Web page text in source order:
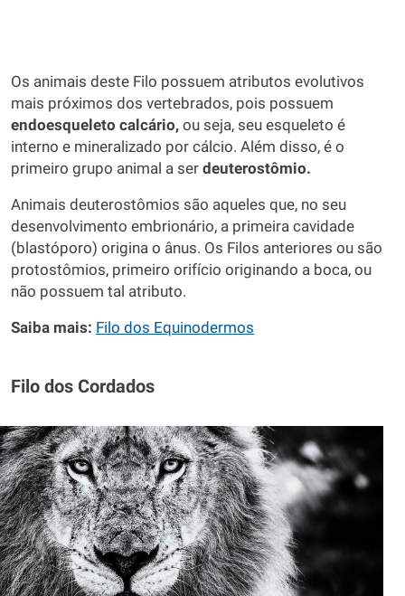
Os animais deste Filo possuem atributos evolutivos
mais próximos dos vertebrados, pois possuem
endoesqueleto calcário, ou seja, seu esqueleto é
interno e mineralizado por cálcio. Além disso, é o
primeiro grupo animal a ser deuterostômio.
Animais deuterostômios são aqueles que, no seu
desenvolvimento embrionário, a primeira cavidade
(blastóporo) origina o ânus. Os Filos anteriores ou são
protostômios, primeiro orifício originando a boca, ou
não possuem tal atributo.
Saiba mais: Filo dos Equinodermos
Filo dos Cordados